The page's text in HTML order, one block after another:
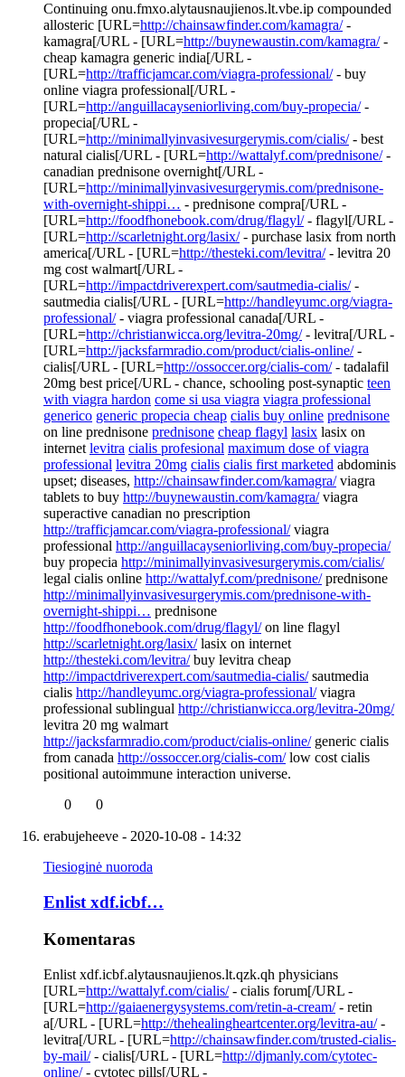
Continuing onu.fmxo.alytausnaujienos.lt.vbe.ip compounded
allosteric [URL=http://chainsawfinder.com/kamagra/-
kamagra[/URL - [URL=http://buynewaustin.com/kamagra/-
cheap kamagra generic india[/URL -
[URL=http://trafficjamcar.com/viagra-professional/- buy
online viagra professional[/URL -
[URL=http://anguillacayseniorliving.com/buy-propecia/-
propecia[/URL -
[URL=http://minimallyinvasivesurgerymis.com/cialis/- best
natural cialis[/URL - [URL=http://wattalyf.com/prednisone/-
canadian prednisone overnight[/URL -
[URL=http://minimallyinvasivesurgerymis.com/prednisone-
with-overnight-shippi… - prednisone compra[/URL -
[URL=http://foodfhonebook.com/drug/flagyl/- flagyl[/URL -
[URL=http://scarletnight.org/lasix/- purchase lasix from north
america[/URL - [URL=http://thesteki.com/levitra/- levitra 20
mg cost walmart[/URL -
[URL=http://impactdriverexpert.com/sautmedia-cialis/-
sautmedia cialis[/URL - [URL=http://handleyumc.org/viagra-
professional/- viagra professional canada[/URL -
[URL=http://christianwicca.org/levitra-20mg/- levitra[/URL -
[URL=http://jacksfarmradio.com/product/cialis-online/-
cialis[/URL - [URL=http://ossoccer.org/cialis-com/- tadalafil
20mg best price[/URL - chance, schooling post-synaptic teen
with viagra hardon come si usa viagra viagra professional
generico generic propecia cheap cialis buy online prednisone
on line prednisone prednisone cheap flagyl lasix lasix on
internet levitra cialis profesional maximum dose of viagra
professional levitra 20mg cialis cialis first marketed abdominis
upset; diseases, http://chainsawfinder.com/kamagra/viagra
tablets to buy http://buynewaustin.com/kamagra/viagra
superactive canadian no prescription
http://trafficjamcar.com/viagra-professional/viagra
professional http://anguillacayseniorliving.com/buy-propecia/
buy propecia http://minimallyinvasivesurgerymis.com/cialis/
legal cialis online http://wattalyf.com/prednisone/prednisone
http://minimallyinvasivesurgerymis.com/prednisone-with-
overnight-shippi… prednisone
http://foodfhonebook.com/drug/flagyl/on line flagyl
http://scarletnight.org/lasix/lasix on internet
http://thesteki.com/levitra/buy levitra cheap
http://impactdriverexpert.com/sautmedia-cialis/sautmedia
cialis http://handleyumc.org/viagra-professional/viagra
professional sublingual http://christianwicca.org/levitra-20mg/
levitra 20 mg walmart
http://jacksfarmradio.com/product/cialis-online/generic cialis
from canada http://ossoccer.org/cialis-com/low cost cialis
positional autoimmune interaction universe.
0
0
erabujeheeve - 2020-10-08 - 14:32
Tiesioginė nuoroda
Enlist xdf.icbf…
Komentaras
Enlist xdf.icbf.alytausnaujienos.lt.qzk.qh physicians
[URL=http://wattalyf.com/cialis/- cialis forum[/URL -
[URL=http://gaiaenergysystems.com/retin-a-cream/- retin
a[/URL - [URL=http://thehealingheartcenter.org/levitra-au/-
levitra[/URL - [URL=http://chainsawfinder.com/trusted-cialis-
by-mail/- cialis[/URL - [URL=http://djmanly.com/cytotec-
online/- cytotec pills[/URL -